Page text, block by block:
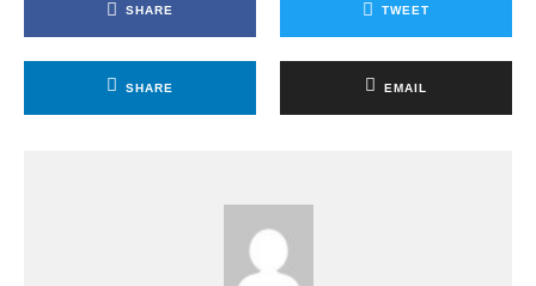
SHARE TWEET
SHARE EMAIL